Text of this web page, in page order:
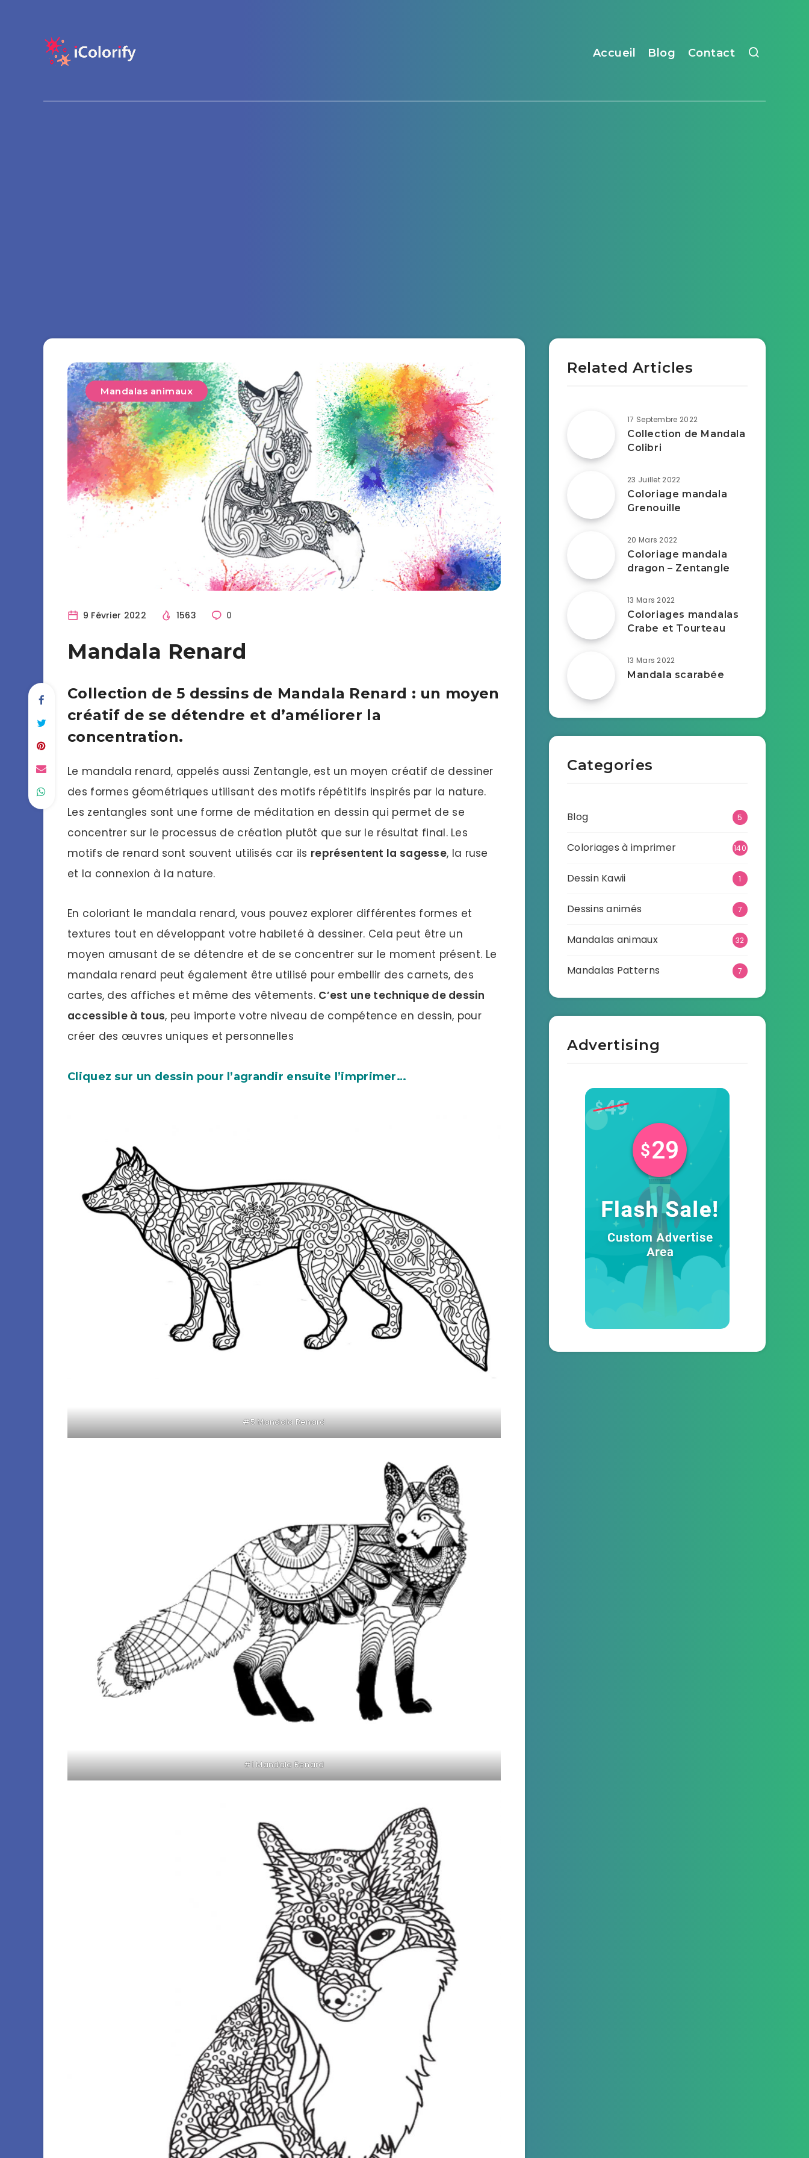
Accueil Blog Contact
Mandalas animaux
9 Février 2022 1563 0
Mandala Renard
Collection de 5 dessins de Mandala Renard : un moyen
créatif de se détendre et d’améliorer la
concentration.
Le mandala renard, appelés aussi Zentangle, est un moyen créatif de dessiner
des formes géométriques utilisant des motifs répétitifs inspirés par la nature.
Les zentangles sont une forme de méditation en dessin qui permet de se
concentrer sur le processus de création plutôt que sur le résultat final. Les
motifs de renard sont souvent utilisés car ils représentent la sagesse, la ruse
et la connexion à la nature.
En coloriant le mandala renard, vous pouvez explorer différentes formes et
textures tout en développant votre habileté à dessiner. Cela peut être un
moyen amusant de se détendre et de se concentrer sur le moment présent. Le
mandala renard peut également être utilisé pour embellir des carnets, des
cartes, des affiches et même des vêtements. C’est une technique de dessin
accessible à tous, peu importe votre niveau de compétence en dessin, pour
créer des œuvres uniques et personnelles
Cliquez sur un dessin pour l’agrandir ensuite l’imprimer…
#5 Mandala Renard
#1 Mandala Renard
Related Articles
17 Septembre 2022
Collection de Mandala
Colibri
23 Juillet 2022
Coloriage mandala
Grenouille
20 Mars 2022
Coloriage mandala
dragon – Zentangle
13 Mars 2022
Coloriages mandalas
Crabe et Tourteau
13 Mars 2022
Mandala scarabée
Categories
Blog 5
Coloriages à imprimer 140
Dessin Kawii 1
Dessins animés 7
Mandalas animaux 32
Mandalas Patterns 7
Advertising